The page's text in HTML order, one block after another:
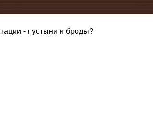
- пустыни и броды?